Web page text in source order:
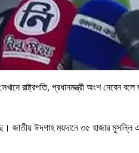
প্রধানমন্ত্রী অংশ নেবেন
জাতীয় ঈদগাহ ময়দানে ৩৫ হাজার